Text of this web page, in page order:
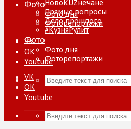
Фото
Фото дня
Фоторепортажи
VK
ОК
Youtube
НовоKUZнечане
Прямые вопросы
Дело прошлого
#КузняРулит
Фото
Фото дня
Фоторепортажи
VK
ОК
Youtube